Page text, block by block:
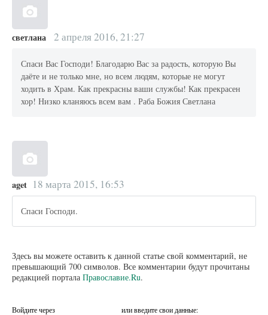
светлана 2 апреля 2016, 21:27
Спаси Вас Господи! Благодарю Вас за радость, которую Вы
даёте и не только мне, но всем людям, которые не могут
ходить в Храм. Как прекрасны ваши службы! Как прекрасен
хор! Низко кланяюсь всем вам . Раба Божия Светлана
aget 18 марта 2015, 16:53
Спаси Господи.
Здесь вы можете оставить к данной статье свой комментарий, не
превышающий 700 символов. Все комментарии будут прочитаны
редакцией портала Православие.Ru.
Войдите через или введите свои данные: